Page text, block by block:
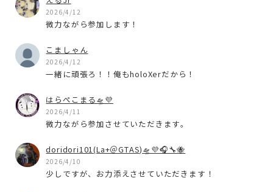
2026/4/12
微力ながら参加します！
こましゃん
2026/4/12
一緒に頑張ろ！！俺もholoXerだから！
はらぺこまる🛸💜
2026/4/11
微力ながら参加させていただきます。
doridori101(La+＠GTAS)🛸💜🎧🔧🐝
2026/4/10
少しですが、お力添えさせていただきます！